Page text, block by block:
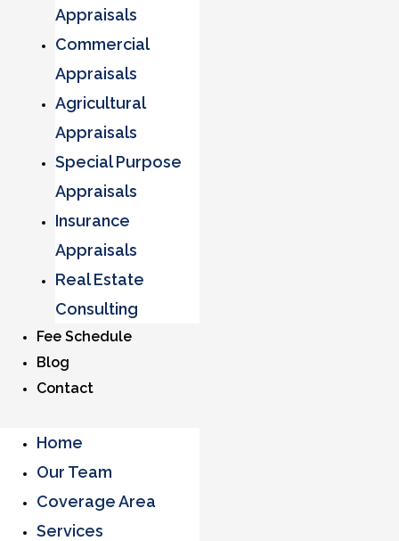
Appraisals
Commercial
Appraisals
Agricultural
Appraisals
Special Purpose
Appraisals
Insurance
Appraisals
Real Estate
Consulting
Fee Schedule
Blog
Contact
Home
Our Team
Coverage Area
Services